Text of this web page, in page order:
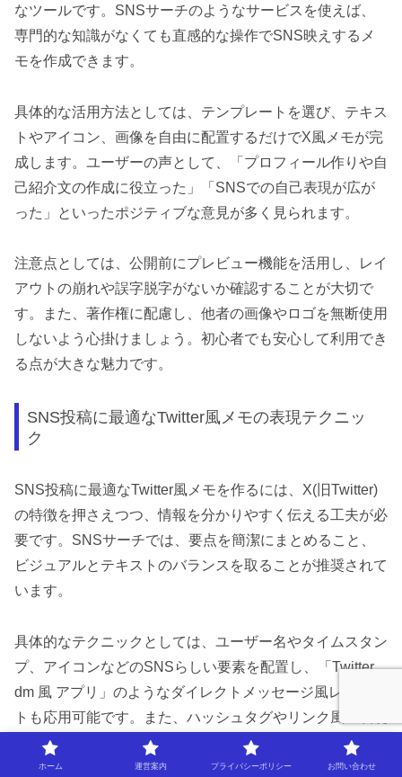
なツールです。SNSサーチのようなサービスを使えば、
専門的な知識がなくても直感的な操作でSNS映えするメ
モを作成できます。
具体的な活用方法としては、テンプレートを選び、テキス
トやアイコン、画像を自由に配置するだけでX風メモが完
成します。ユーザーの声として、「プロフィール作りや自
己紹介文の作成に役立った」「SNSでの自己表現が広が
った」といったポジティブな意見が多く見られます。
注意点としては、公開前にプレビュー機能を活用し、レイ
アウトの崩れや誤字脱字がないか確認することが大切で
す。また、著作権に配慮し、他者の画像やロゴを無断使用
しないよう心掛けましょう。初心者でも安心して利用でき
る点が大きな魅力です。
SNS投稿に最適なTwitter風メモの表現テクニッ
ク
SNS投稿に最適なTwitter風メモを作るには、X(旧Twitter)
の特徴を押さえつつ、情報を分かりやすく伝える工夫が必
要です。SNSサーチでは、要点を簡潔にまとめること、
ビジュアルとテキストのバランスを取ることが推奨されて
います。
具体的なテクニックとしては、ユーザー名やタイムスタン
プ、アイコンなどのSNSらしい要素を配置し、「Twitter
dm 風 アプリ」のようなダイレクトメッセージ風レイアウ
トも応用可能です。また、ハッシュタグやリンク風の表現
を加えることで、SNS投稿らしい臨場感を演出できま
す。ホーム 運営案内 プライバシーポリシー お問い合わせ